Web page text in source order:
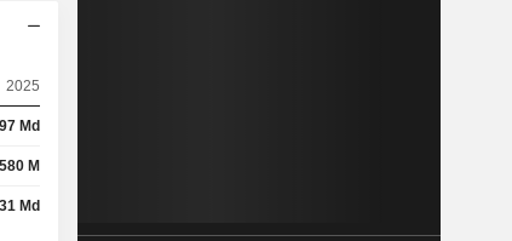
2025
Md
M
Md